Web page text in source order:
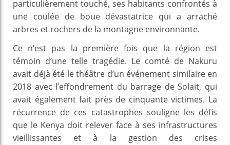
particulièrement touché, ses habitants confrontés à
une coulée de boue dévastatrice qui a arraché
arbres et rochers de la montagne environnante.
Ce n’est pas la première fois que la région est
témoin d’une telle tragédie. Le comté de Nakuru
avait déjà été le théâtre d’un événement similaire en
2018 avec l’effondrement du barrage de Solait, qui
avait également fait près de cinquante victimes. La
récurrence de ces catastrophes souligne les défis
que le Kenya doit relever face à ses infrastructures
vieillissantes et à la gestion des crises